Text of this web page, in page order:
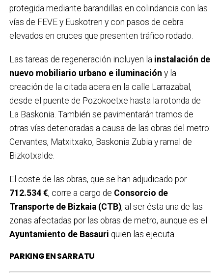
protegida mediante barandillas en colindancia con las
vías de FEVE y Euskotren y con pasos de cebra
elevados en cruces que presenten tráfico rodado.
Las tareas de regeneración incluyen la instalación de
nuevo mobiliario urbano e iluminación y la
creación de la citada acera en la calle Larrazabal,
desde el puente de Pozokoetxe hasta la rotonda de
La Baskonia. También se pavimentarán tramos de
otras vías deterioradas a causa de las obras del metro:
Cervantes, Matxitxako, Baskonia Zubia y ramal de
Bizkotxalde.
El coste de las obras, que se han adjudicado por
712.534 €, corre a cargo de Consorcio de
Transporte de Bizkaia (CTB), al ser ésta una de las
zonas afectadas por las obras de metro, aunque es el
Ayuntamiento de Basauri quien las ejecuta.
PARKING EN SARRATU